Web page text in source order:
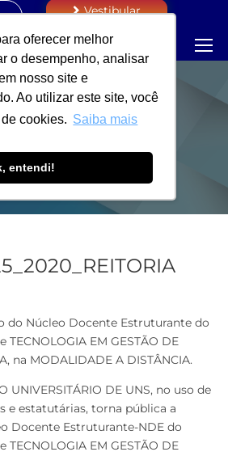
oferecer melhor
o desempenho, analisar
nosso site e
Ao utilizar este site, você
cookies. Saiba mais
entendi!
Vestibular
-
do Núcleo Docente Estruturante do
EM GESTÃO DE
na MODALIDADE A DISTÂNCIA.
UNIVERSITÁRIO DE UNS, no uso de
e estatutárias, torna pública a
Docente Estruturante-NDE do
EM GESTÃO DE